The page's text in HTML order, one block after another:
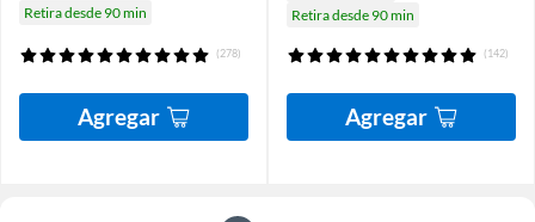
Retira desde 90 min
(278)
Agregar
Retira desde 90 min
(142)
Agregar